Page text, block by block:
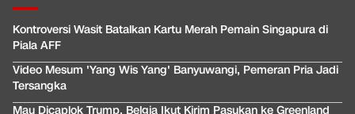
Kontroversi Wasit Batalkan Kartu Merah Pemain Singapura di
Piala AFF
Video Mesum 'Yang Wis Yang' Banyuwangi, Pemeran Pria Jadi
Tersangka
Mau Dicaplok Trump, Belgia Ikut Kirim Pasukan ke Greenland